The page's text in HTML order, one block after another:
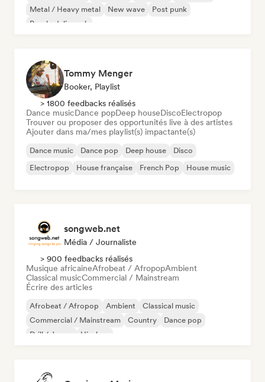
Metal / Heavy metal
New wave
Post punk
Psychedelic rock
Tommy Menger
Booker, Playlist
> 1800 feedbacks réalisés
Dance musicDance popDeep houseDiscoElectropop
Trouver ou proposer des opportunités live à des artistes
Ajouter dans ma/mes playlist(s) impactante(s)
Dance music Dance pop Deep house
Disco
Electropop
House française French Pop House music
songweb.net
Média / Journaliste
> 900 feedbacks réalisés
Musique africaineAfrobeat / AfropopAmbient
Classical musicCommercial / Mainstream
Écrire des articles
Afrobeat / Afropop Ambient
Classical music
Commercial / Mainstream
Country
Dance pop
Drill / Jersey
Hip-hop